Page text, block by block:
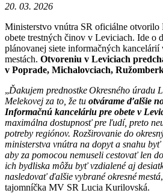
20. 03. 2026
Ministerstvo vnútra SR oficiálne otvorilo
obete trestných činov v Leviciach. Ide o
plánovanej siete informačných kancelárií
mestách. Otvoreniu v Leviciach
v Poprade, Michalovciach,
„Ďakujem prednostke Okresného úradu
Melekovej za to, že tu otvárame ďalšie
Informačnú kanceláriu pre obete v
maximálna dostupnosť pre ľudí, preto
potreby regiónov. Rozširovanie do
ministerstva vnútra na dopyt a snahu
aby za pomocou nemuseli cestovať len
ich bydliska môžu byť vzdialené aj
nasledovať ďalšie vybrané okresné mestá
tajomníčka MV SR Lucia Kurilovská.